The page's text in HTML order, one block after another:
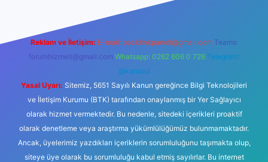
Reklam ve İletişim: E-mail: backlinkpaneli@gmail.com Teams:
forumhizmeti@gmail.com Whatsapp: 0262 606 0 726 Telegram:
@karabul
Yasal Uyarı: Sitemiz, 5651 Sayılı Kanun gereğince Bilgi Teknolojileri
ve İletişim Kurumu (BTK) tarafından onaylanmış bir Yer Sağlayıcı
olarak hizmet vermektedir. Bu nedenle, sitedeki içerikleri proaktif
olarak denetleme veya araştırma yükümlülüğümüz bulunmamaktadır.
Ancak, üyelerimiz yazdıkları içeriklerin sorumluluğunu taşımakta olup,
siteye üye olarak bu sorumluluğu kabul etmiş sayılırlar. Bu internet